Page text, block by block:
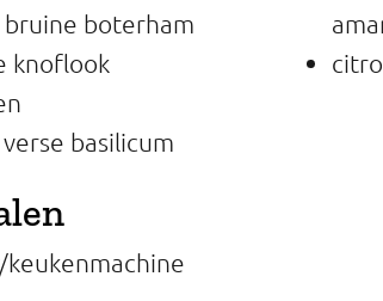
bruine boterham
knoflook
basilicum